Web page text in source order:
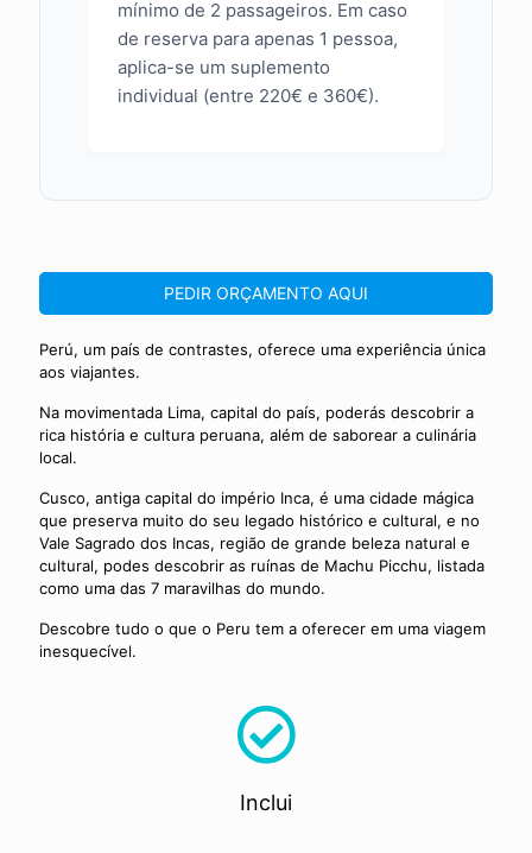
mínimo de 2 passageiros. Em caso
de reserva para apenas 1 pessoa,
aplica-se um suplemento
individual (entre 220€ e 360€).
PEDIR ORÇAMENTO AQUI
Perú, um país de contrastes, oferece uma experiência única
aos viajantes.
Na movimentada Lima, capital do país, poderás descobrir a
rica história e cultura peruana, além de saborear a culinária
local.
Cusco, antiga capital do império Inca, é uma cidade mágica
que preserva muito do seu legado histórico e cultural, e no
Vale Sagrado dos Incas, região de grande beleza natural e
cultural, podes descobrir as ruínas de Machu Picchu, listada
como uma das 7 maravilhas do mundo.
Descobre tudo o que o Peru tem a oferecer em uma viagem
inesquecível.
Inclui